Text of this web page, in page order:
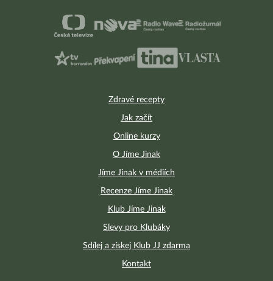
Zdravé recepty
Jak začít
Online kurzy
O Jíme Jinak
Jíme Jinak v médiích
Recenze Jíme Jinak
Klub Jíme Jinak
Slevy pro Klubáky
Sdílej a získej Klub JJ zdarma
Kontakt